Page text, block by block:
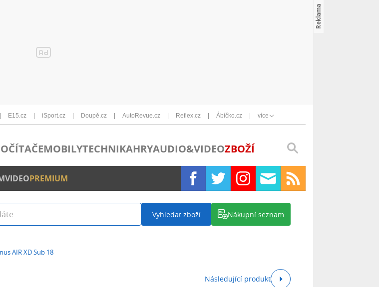
E15.cz iSport.cz Doupě.cz AutoRevue.cz Reflex.cz Ábíčko.cz více
MOBILYTECHNIKAHRYAUDIO&VIDEOZBOŽÍ
VIDEOPREMIUM
Vyhledat zboží Nákupní seznam
AIR XD Sub 18
Následující produkt